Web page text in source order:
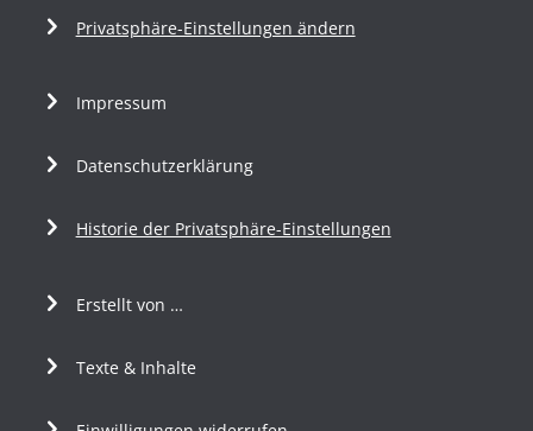
Privatsphäre-Einstellungen ändern
Impressum
Datenschutzerklärung
Historie der Privatsphäre-Einstellungen
Erstellt von …
Texte & Inhalte